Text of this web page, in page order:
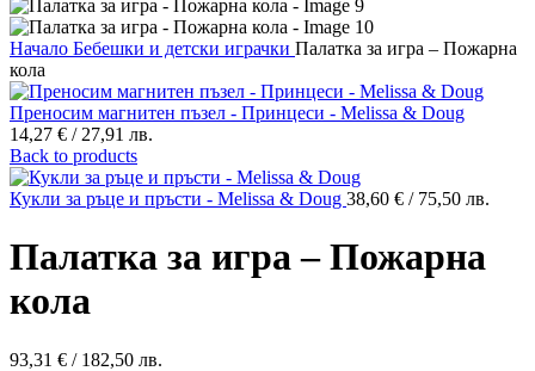
Начало Бебешки и детски играчки Палатка за игра – Пожарна
кола
Преносим магнитен пъзел - Принцеси - Melissa & Doug
14,27 € / 27,91 лв.
Back to products
Кукли за ръце и пръсти - Melissa & Doug 38,60 € / 75,50 лв.
Палатка за игра – Пожарна
кола
93,31 € / 182,50 лв.